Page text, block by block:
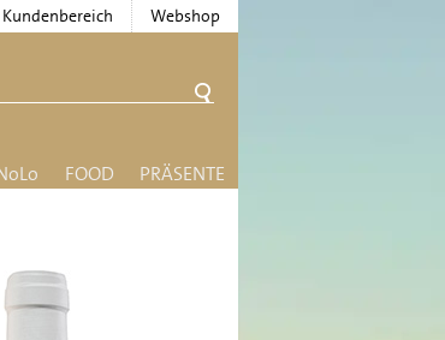
Kundenbereich Webshop
oLo FOOD PRÄSENTE